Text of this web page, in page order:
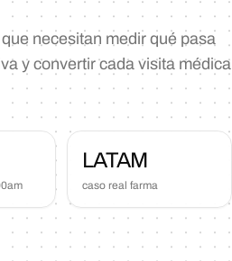
necesitan medir qué pasa
y convertir cada visita médica
LATAM
caso real farma